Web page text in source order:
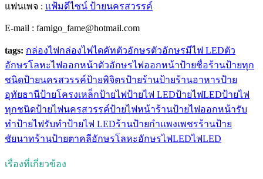
แฟนเพจ : แฟ้มดีไซน์ ป้ายนครสวรรค์
E-mail : famigo_fame@hotmail.com
tags: กล่องไฟกล่องไฟไดคัทตัวอักษรตัวอักษรมีไฟ LEDตัว
อักษรโลหะไฟออกหน้าตัวอักษรไฟออกหน้าป้ายชื่อร้านป้ายทุก
ชนิดป้ายนครสวรรค์ป้ายพิจิตรป้ายร้านป้ายร้านอาหารป้าย
อุทัยธานีป้ายโครงเหล็กป้ายไฟป้ายไฟ LEDป้ายไฟLEDป้ายไฟ
ทุกชนิดป้ายไฟนครสวรรค์ป้ายไฟหน้าร้านป้ายไฟออกหน้ารับ
ทำป้ายไฟรับทําป้ายไฟ LEDร้านป้ายกำแพงเพชรร้านป้าย
ชัยนาทร้านป้ายตาคลีอักษรโลหะอักษรไฟLEDไฟLED
เรื่องที่เกี่ยวข้อง